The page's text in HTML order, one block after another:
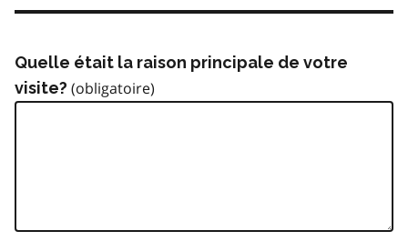
Quelle était la raison principale de votre
visite?